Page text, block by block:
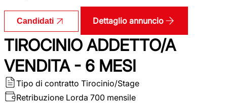
Candidati Dettaglio annuncio
TIROCINIO ADDETTO/A
VENDITA - 6 MESI
Tipo di contratto Tirocinio/Stage
Retribuzione Lorda 700 mensile